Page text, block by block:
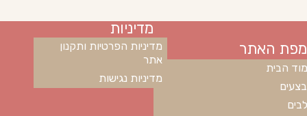
מפת האתר
הבית
מדיניות
מדיניות הפרטיות ותקנון
אתר
מדיניות נגישות